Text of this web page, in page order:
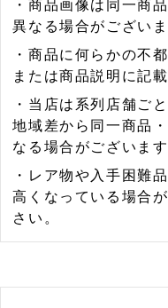
・商品画像は同一商
異なる場合がございま
・商品に何らかの不
または商品説明に記
・当店は系列店舗ご
地域差から同一商品
なる場合がございます
・レア物や入手困難
高くなっている場合
さい。